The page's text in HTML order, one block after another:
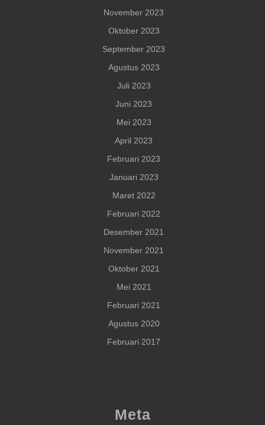
November 2023
Oktober 2023
September 2023
Agustus 2023
Juli 2023
Juni 2023
Mei 2023
April 2023
Februari 2023
Januari 2023
Maret 2022
Februari 2022
Desember 2021
November 2021
Oktober 2021
Mei 2021
Februari 2021
Agustus 2020
Februari 2017
Meta